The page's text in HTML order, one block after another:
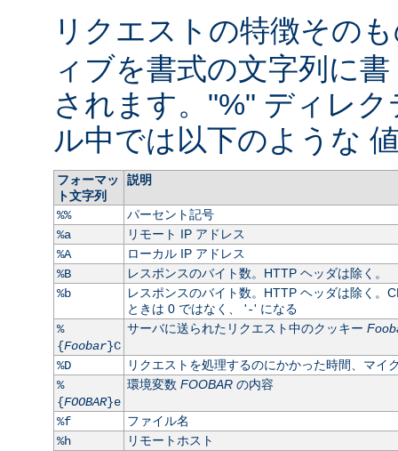
リクエストの特徴その
ィブを書式の文字列に
されます。"%" ディレ
ル中では以下のような
フォーマッ
ト文字列
説明
%%
パーセント記号
%a
リモート IP アドレス
%A
ローカル IP アドレス
%B
レスポンスのバイト数。HTTP ヘッダは除く。
%b
レスポンスのバイト数。HTTP ヘッダは除く。
ときは 0 ではなく、 '-' になる
%
{Foobar}C
サーバに送られたリクエスト中のクッキー
%D
リクエストを処理するのにかかった時間、マイ
%
{FOOBAR}e
環境変数 FOOBARの内容
%f
ファイル名
%h
リモートホスト